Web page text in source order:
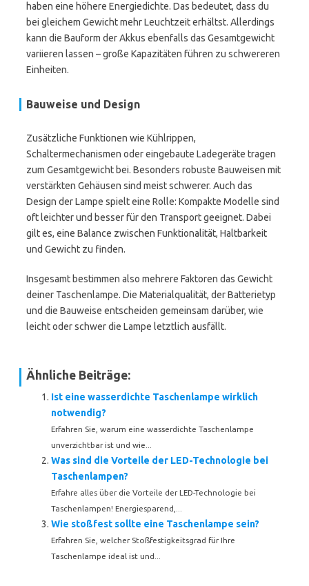
haben eine höhere Energiedichte. Das bedeutet, dass du
bei gleichem Gewicht mehr Leuchtzeit erhältst. Allerdings
kann die Bauform der Akkus ebenfalls das Gesamtgewicht
variieren lassen – große Kapazitäten führen zu schwereren
Einheiten.
Bauweise und Design
Zusätzliche Funktionen wie Kühlrippen,
Schaltermechanismen oder eingebaute Ladegeräte tragen
zum Gesamtgewicht bei. Besonders robuste Bauweisen mit
verstärkten Gehäusen sind meist schwerer. Auch das
Design der Lampe spielt eine Rolle: Kompakte Modelle sind
oft leichter und besser für den Transport geeignet. Dabei
gilt es, eine Balance zwischen Funktionalität, Haltbarkeit
und Gewicht zu finden.
Insgesamt bestimmen also mehrere Faktoren das Gewicht
deiner Taschenlampe. Die Materialqualität, der Batterietyp
und die Bauweise entscheiden gemeinsam darüber, wie
leicht oder schwer die Lampe letztlich ausfällt.
Ähnliche Beiträge:
Ist eine wasserdichte Taschenlampe wirklich
notwendig?
Erfahren Sie, warum eine wasserdichte Taschenlampe
unverzichtbar ist und wie...
Was sind die Vorteile der LED-Technologie bei
Taschenlampen?
Erfahre alles über die Vorteile der LED-Technologie bei
Taschenlampen! Energiesparend,...
Wie stoßfest sollte eine Taschenlampe sein?
Erfahren Sie, welcher Stoßfestigkeitsgrad für Ihre
Taschenlampe ideal ist und...